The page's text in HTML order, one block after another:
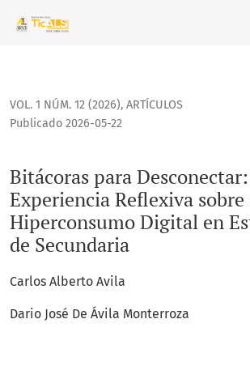
Bitácoras para Desconectar: una
VOL. 1 NÚM. 12 (2026), ARTÍCULOS
Bitácoras para
Experiencia Reflexiva sobre
Hiperconsumo Digital en
de Secundaria
Publicado 2026-05-22
Carlos Alberto Avila
Dario José De Ávila Monterroza